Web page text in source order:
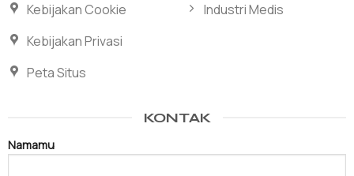
Kebijakan Cookie
Kebijakan Privasi
Peta Situs
Industri Medis
KONTAK
Namamu